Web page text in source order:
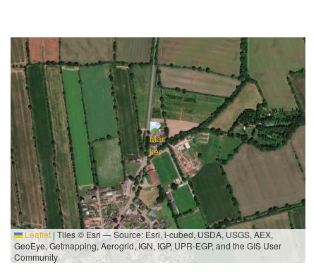
Leaflet | Tiles © Esri — Source: Esri, i-cubed, USDA, USGS, AEX,
GeoEye, Getmapping, Aerogrid, IGN, IGP, UPR-EGP, and the GIS User
Community